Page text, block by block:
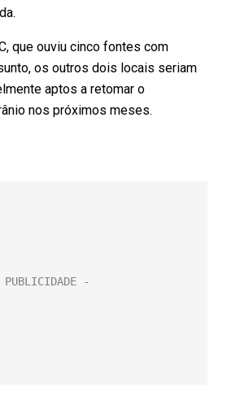
que ouviu cinco fontes com
os outros dois locais seriam
aptos a retomar o
nos próximos meses.